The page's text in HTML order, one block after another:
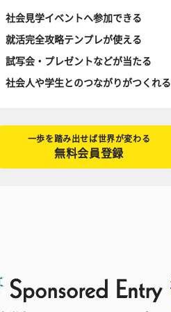
社会見学イベントへ参加できる
就活完全攻略テンプレが使える
試写会・プレゼントなどが当たる
社会人や学生とのつながりがつくれる
一歩を踏み出せば世界が変わる
無料会員登録